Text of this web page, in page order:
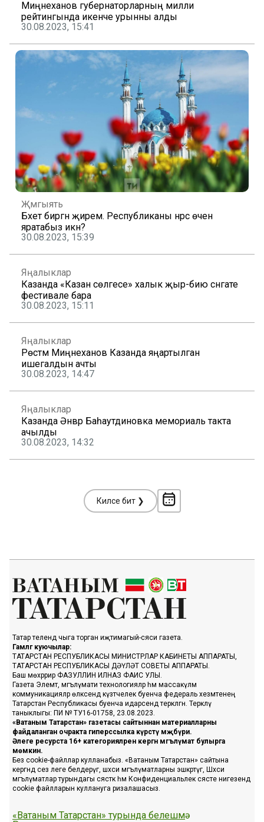
Миңнеханов губернаторларның милли
рейтингында икенче урынны алды
30.08.2023, 15:41
Җәмгыять
Бәхет биргән җирем. Республиканы нәрсә өчен
яратабыз икән?
30.08.2023, 15:39
Яңалыклар
Казанда «Казан сөлгесе» халык җыр-бию сәнгате
фестивале бара
30.08.2023, 15:11
Яңалыклар
Рөстәм Миңнеханов Казанда яңартылган
ишегалдын ачты
30.08.2023, 14:47
Яңалыклар
Казанда Әнвәр Баһаутдиновка мемориаль такта
ачылды
30.08.2023, 14:32
Киләсе бит ❯
Татар телендә чыга торган иҗтимагый-сәяси газета.
Гамәлгә куючылар:
ТАТАРСТАН РЕСПУБЛИКАСЫ МИНИСТРЛАР КАБИНЕТЫ АППАРАТЫ,
ТАТАРСТАН РЕСПУБЛИКАСЫ ДӘҮЛӘТ СОВЕТЫ АППАРАТЫ.
Баш мөхәррир ФАЗУЛЛИН ИЛНАЗ ФАИС УЛЫ.
Газета Элемтә, мәгълүмати технологияләр һәм массакүләм
коммуникацияләр өлкәсендә күзәтчелек буенча федераль хезмәтенең
Татарстан Республикасы буенча идарәсендә теркәлгән. Теркәлү
таныклыгы: ПИ № ТУ16-01758, 23.08.2023.
«Ватаным Татарстан» газетасы сайтыннан материалларны
файдаланган очракта гиперссылка күрсәтү мәҗбүри.
Әлеге ресурста 16+ категорияләренә кергән мәгълүмат булырга
мөмкин.
Без cookie-файллар кулланабыз. «Ватаным Татарстан» сайтына
кергәндә сез әлеге белдерүгә, шәхси мәгълүматларны эшкәртүгә, Шәхси
мәгълүматлар турындагы сәясәткә һәм Конфиденциальлек сәясәте нигезендә
cookie файлларын куллануга ризалашасыз.
«Ватаным Татарстан» турында белешмә